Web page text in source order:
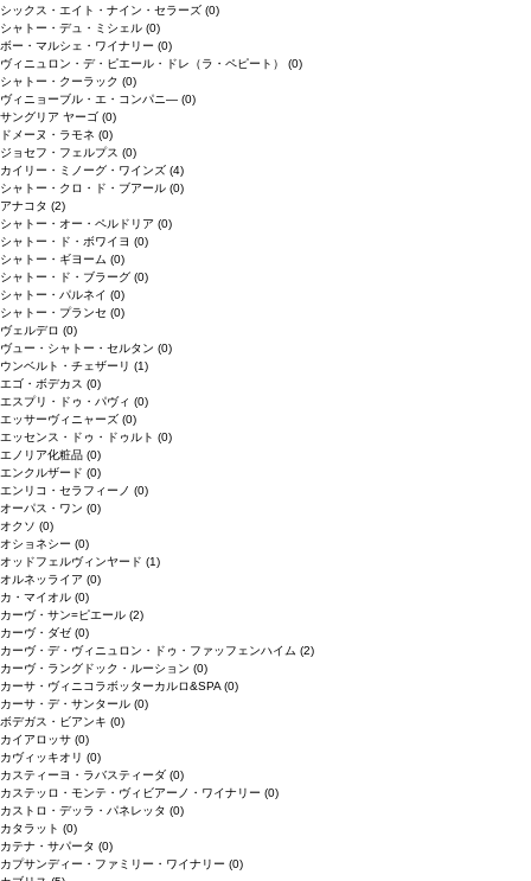
シックス・エイト・ナイン・セラーズ (0)
シャトー・デュ・ミシェル (0)
ボー・マルシェ・ワイナリー (0)
ヴィニュロン・デ・ピエール・ドレ（ラ・ペピート） (0)
シャトー・クーラック (0)
ヴィニョーブル・エ・コンパニ― (0)
サングリア ヤーゴ (0)
ドメーヌ・ラモネ (0)
ジョセフ・フェルプス (0)
カイリー・ミノーグ・ワインズ (4)
シャトー・クロ・ド・ブアール (0)
アナコタ (2)
シャトー・オー・ペルドリア (0)
シャトー・ド・ボワイヨ (0)
シャトー・ギヨーム (0)
シャトー・ド・ブラーグ (0)
シャトー・パルネイ (0)
シャトー・プランセ (0)
ヴェルデロ (0)
ヴュー・シャトー・セルタン (0)
ウンベルト・チェザーリ (1)
エゴ・ボデカス (0)
エスプリ・ドゥ・パヴィ (0)
エッサーヴィニャーズ (0)
エッセンス・ドゥ・ドゥルト (0)
エノリア化粧品 (0)
エンクルザード (0)
エンリコ・セラフィーノ (0)
オーパス・ワン (0)
オクソ (0)
オショネシー (0)
オッドフェルヴィンヤード (1)
オルネッライア (0)
カ・マイオル (0)
カーヴ・サン=ピエール (2)
カーヴ・ダゼ (0)
カーヴ・デ・ヴィニュロン・ドゥ・ファッフェンハイム (2)
カーヴ・ラングドック・ルーション (0)
カーサ・ヴィニコラボッターカルロ&SPA (0)
カーサ・デ・サンタール (0)
ボデガス・ビアンキ (0)
カイアロッサ (0)
カヴィッキオリ (0)
カスティーヨ・ラバスティーダ (0)
カステッロ・モンテ・ヴィビアーノ・ワイナリー (0)
カストロ・デッラ・パネレッタ (0)
カタラット (0)
カテナ・サパータ (0)
カプサンディー・ファミリー・ワイナリー (0)